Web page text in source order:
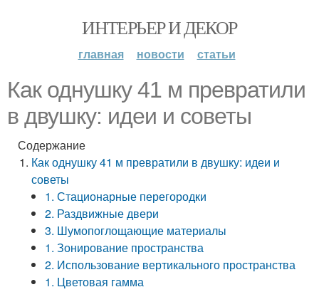
ИНТЕРЬЕР И ДЕКОР
главная новости статьи
Как однушку 41 м превратили
в двушку: идеи и советы
Содержание
Как однушку 41 м превратили в двушку: идеи и
советы
1. Стационарные перегородки
2. Раздвижные двери
3. Шумопоглощающие материалы
1. Зонирование пространства
2. Использование вертикального пространства
1. Цветовая гамма